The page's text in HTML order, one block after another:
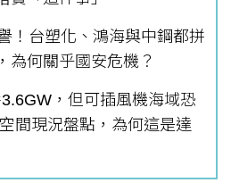
！台塑化、鴻海與中鋼都拼
為何關乎國安危機？
，但可插風機海域恐
間現況盤點，為何這是達